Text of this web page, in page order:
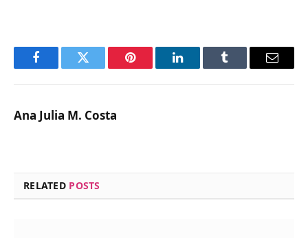
FacebookTwitter Pinterest LinkedInTumblr Email
Ana Julia M. Costa
RELATED POSTS